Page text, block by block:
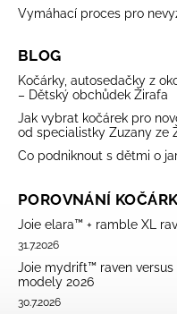
Vymáhací proces pro
BLOG
Kočárky, autosedačky z
– Dětský obchůdek Žirafa
Jak vybrat kočárek pro
od specialistky Zuzany ze
Co podniknout s dětmi o
POROVNÁNÍ
Joie elara™ + ramble XL
31.7.2026
Joie mydrift™ raven
modely 2026
30.7.2026